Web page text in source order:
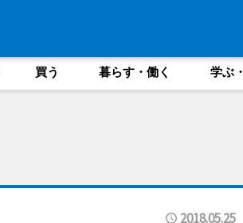
買う 暮らす・働く 学ぶ
2018.05.25